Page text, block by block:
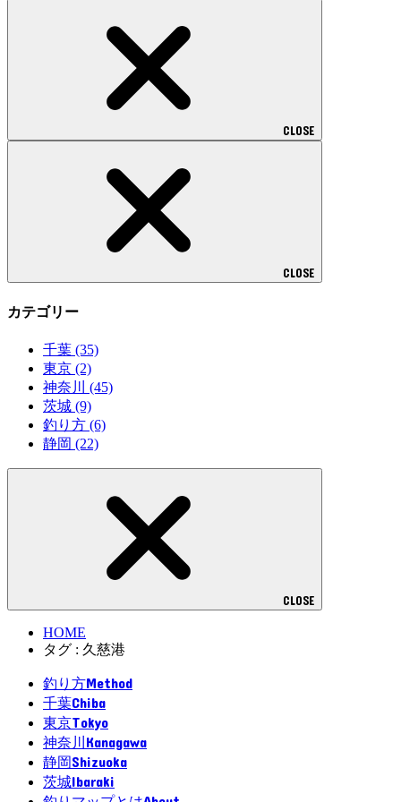
CLOSE
CLOSE
カテゴリー
千葉 (35)
東京 (2)
神奈川 (45)
茨城 (9)
釣り方 (6)
静岡 (22)
CLOSE
HOME
タグ : 久慈港
釣り方Method
千葉Chiba
東京Tokyo
神奈川 Kanagawa
静岡Shizuoka
茨城Ibaraki